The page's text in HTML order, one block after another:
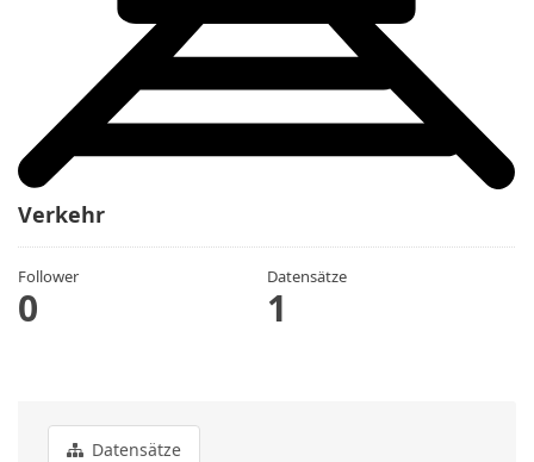
Verkehr
Follower
0
Datensätze
1
Datensätze